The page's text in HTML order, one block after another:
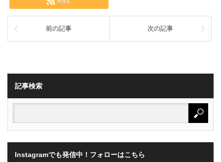
前の記事 次の記事
記事検索
Instagramでも発信中！フォローはこちら